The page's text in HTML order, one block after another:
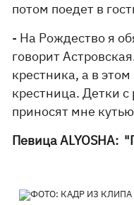
потом поедет в
- На Рождество я
говорит
крестника, а в
крестница. Детки
приносят мне
Певица ALYOSHA: